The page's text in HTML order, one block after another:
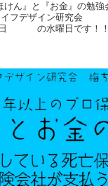
けん』と『お金』の勉
フデザイン研究会
日 の水曜日です！！